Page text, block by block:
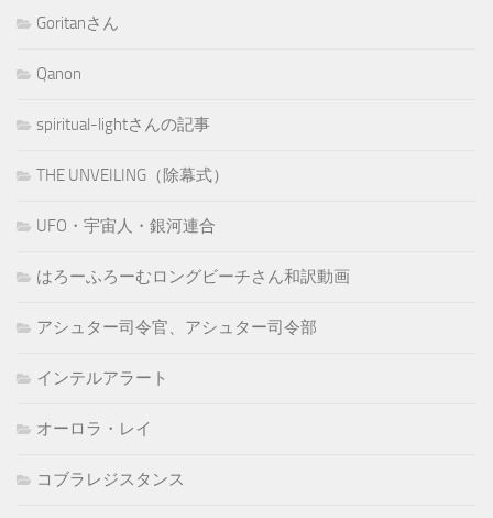
Goritanさん
Qanon
spiritual-lightさんの記事
THE UNVEILING（除幕式）
UFO・宇宙人・銀河連合
はろーふろーむロングビーチさん和訳動画
アシュター司令官、アシュター司令部
インテルアラート
オーロラ・レイ
コブラレジスタンス